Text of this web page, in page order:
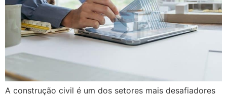
A construção civil é um dos setores mais desafiadores